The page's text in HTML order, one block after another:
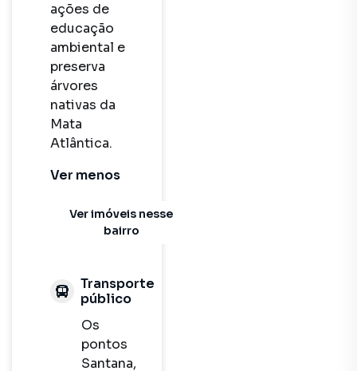
ações de
educação
ambiental e
preserva
árvores
nativas da
Mata
Atlântica.
Ver menos
Ver imóveis nesse
bairro
Transporte
público
Os
pontos
Santana,